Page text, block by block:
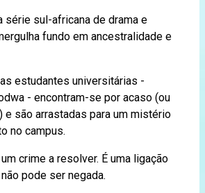
série sul-africana de drama e
fundo em ancestralidade e
estudantes universitárias -
- encontram-se por acaso (ou
e são arrastadas para um mistério
no campus.
crime a resolver. É uma ligação
pode ser negada.